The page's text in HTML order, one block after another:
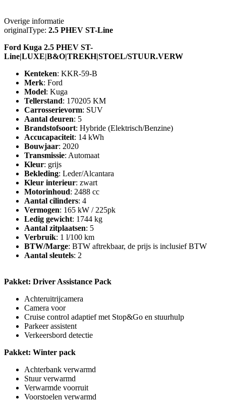
Overige informatie
originalType: 2.5 PHEV ST-Line
Ford Kuga 2.5 PHEV ST-
Line|LUXE|B&O|TREKH|STOEL/STUUR.VERW
Kenteken: KKR-59-B
Merk: Ford
Model: Kuga
Tellerstand: 170205 KM
Carrosserievorm: SUV
Aantal deuren: 5
Brandstofsoort: Hybride (Elektrisch/Benzine)
Accucapaciteit: 14 kWh
Bouwjaar: 2020
Transmissie: Automaat
Kleur: grijs
Bekleding: Leder/Alcantara
Kleur interieur: zwart
Motorinhoud: 2488 cc
Aantal cilinders: 4
Vermogen: 165 kW / 225pk
Ledig gewicht: 1744 kg
Aantal zitplaatsen: 5
Verbruik: 1 l/100 km
BTW/Marge: BTW aftrekbaar, de prijs is inclusief BTW
Aantal sleutels: 2
Pakket: Driver Assistance Pack
Achteruitrijcamera
Camera voor
Cruise control adaptief met Stop&Go en stuurhulp
Parkeer assistent
Verkeersbord detectie
Pakket: Winter pack
Achterbank verwarmd
Stuur verwarmd
Verwarmde voorruit
Voorstoelen verwarmd